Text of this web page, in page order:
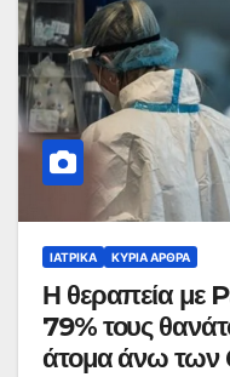
ΙΑΤΡΙΚΆ ΚΥΡΙΑ ΑΡΘΡΑ
Η θεραπεία με
79% τους
άτομα άνω των